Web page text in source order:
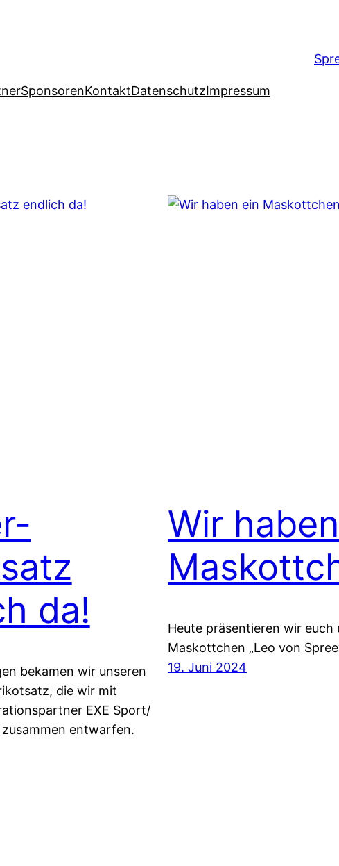
SponsorenKontaktDatenschutzImpressum
da!
bekamen wir unseren
die wir mit
EXE Sport/
zusammen entwarfen.
Wir
Heute präsentieren wir euch
Maskottchen „Leo von
19. Juni 2024